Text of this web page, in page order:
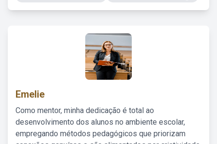
Emelie
Como mentor, minha dedicação é total ao
desenvolvimento dos alunos no ambiente escolar,
empregando métodos pedagógicos que priorizam